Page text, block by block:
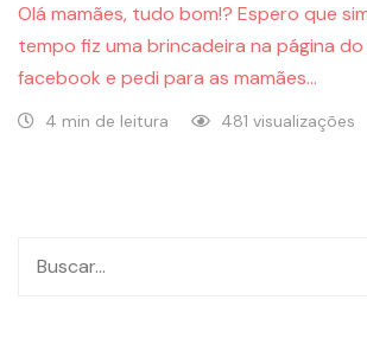
Olá mamães, tudo bom!? Espero que
tempo fiz uma brincadeira na página
facebook e pedi para as mamães…
4 min de leitura 481 visualizações